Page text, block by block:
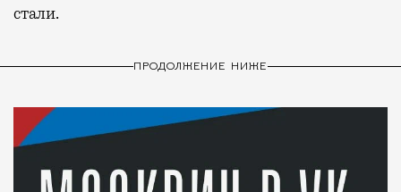
стали.
ПРОДОЛЖЕНИЕ НИЖЕ